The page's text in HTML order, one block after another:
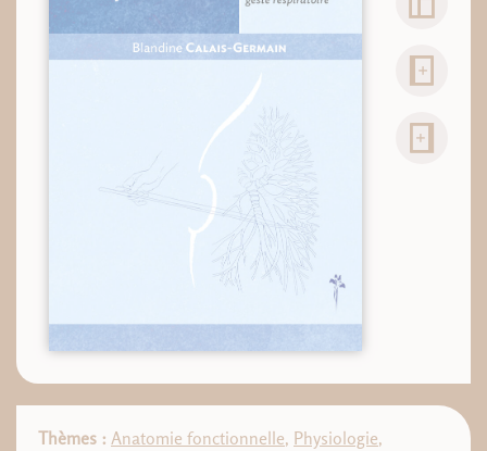
Thèmes : Anatomie fonctionnelle, Physiologie,